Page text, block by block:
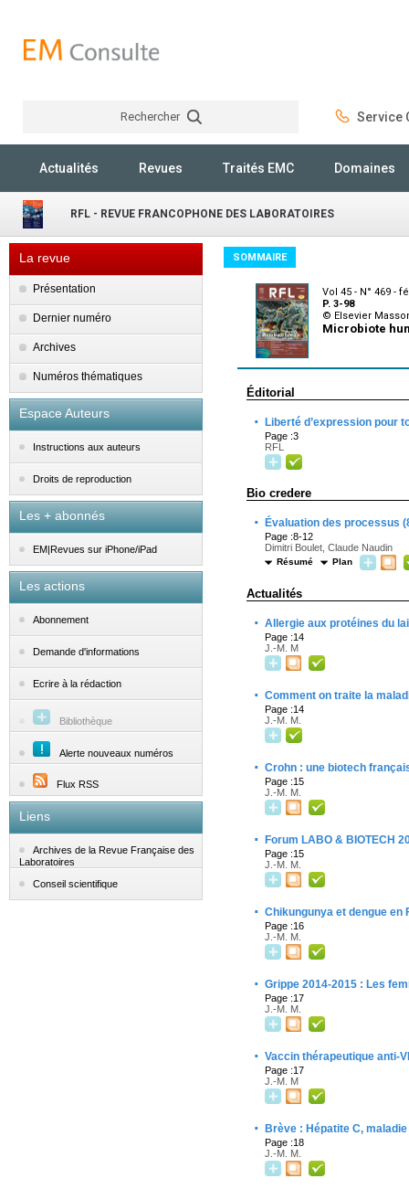
Rechercher Service
Actualités Revues Traités EMC Domaines
RFL - REVUE FRANCOPHONE DES LABORATOIRES
La revue
Présentation
Dernier numéro
Archives
Numéros thématiques
Espace Auteurs
Instructions aux auteurs
Droits de reproduction
Les + abonnés
EM|Revues sur iPhone/iPad
Les actions
Abonnement
Demande d'informations
Ecrire à la rédaction
Bibliothèque
Alerte nouveaux numéros
Flux RSS
Liens
Archives de la Revue Française des
Laboratoires
Conseil scientifique
SOMMAIRE
Vol 45 - N° 469 -
P. 3-98
© Elsevier
Microbiote
Éditorial
· Liberté d’expression pour
Page :3
RFL
Bio credere
· Évaluation des processus
Page :8-12
Dimitri Boulet, Claude Naudin
Résumé Plan
Actualités
· Allergie aux protéines du
Page :14
J.-M. M
· Comment on traite la
Page :14
J.-M. M.
· Crohn : une biotech
Page :15
J.-M. M.
· Forum LABO & BIOTECH
Page :15
J.-M. M.
· Chikungunya et dengue en
Page :16
J.-M. M.
· Grippe 2014-2015 : Les
Page :17
J.-M. M.
· Vaccin thérapeutique anti-
Page :17
J.-M. M
· Brève : Hépatite C,
Page :18
J.-M. M.